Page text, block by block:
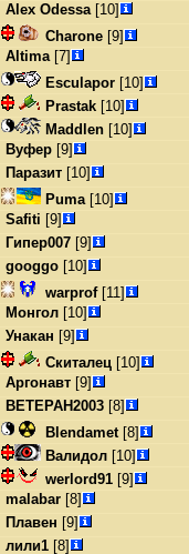
Alex Odessa[10]
Charone [9]
Altima[7]
Esculapor [10]
Prastak [10]
Maddlen [10]
Вуфер [9]
Паразит [10]
Puma[10]
Safiti [9]
Гипер007 [9]
googgo [10]
warprof[11]
Монгол [10]
Унакан [9]
Скиталец [10]
Аргонавт [9]
BETEPAH2003 [8]
Blendamet[8]
Валидол [10]
werlord91 [9]
malabar [8]
Плавен [9]
лили1 [8]